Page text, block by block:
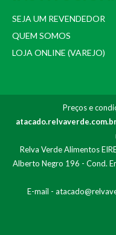
SEJA UM REVENDEDOR
QUEM SOMOS
LOJA ONLINE (VAREJO)
Preços e
Relva Verde Alimentos
Alberto Negro 196 - Cond.
E-mail -